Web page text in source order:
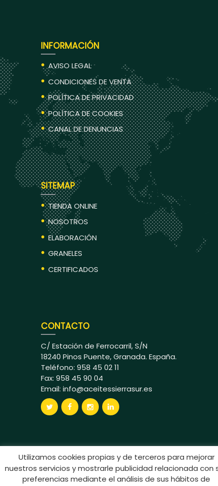
INFORMACIÓN
AVISO LEGAL
CONDICIONES DE VENTA
POLÍTICA DE PRIVACIDAD
POLÍTICA DE COOKIES
CANAL DE DENUNCIAS
SITEMAP
TIENDA ONLINE
NOSOTROS
ELABORACIÓN
GRANELES
CERTIFICADOS
CONTACTO
C/ Estación de Ferrocarril, S/N
18240 Pinos Puente, Granada. España.
Teléfono: 958 45 02 11
Fax: 958 45 90 04
Email: info@aceitessierrasur.es
Aceites Sierra Sur © 2024 Todos los
derechos reservados
Utilizamos cookies propias y de terceros para mejorar
nuestros servicios y mostrarle publicidad relacionada con
preferencias mediante el análisis de sus hábitos de